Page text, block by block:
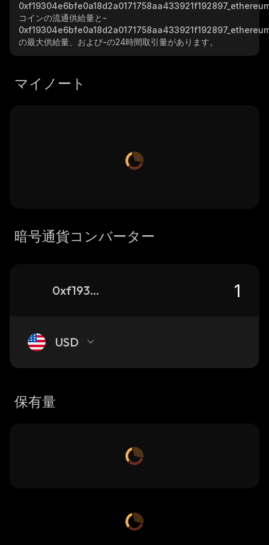
コインの流通供給量と -
の最大供給量、および-の24時間取引量があります。
マイノート
暗号通貨コンバーター
0xf19304e6bfe0a18d2a0171758aa433921f192897_ethereum
USD
保有量